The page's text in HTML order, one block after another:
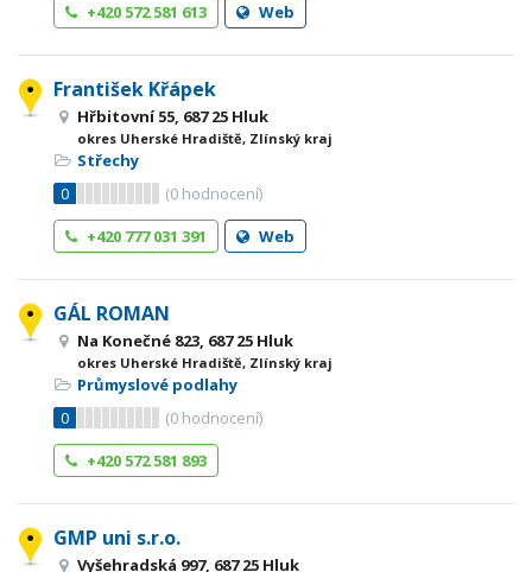
+420 572 581 613
Web
František Křápek
Hřbitovní 55, 687 25 Hluk
okres Uherské Hradiště, Zlínský kraj
Střechy
0
(0 hodnocení)
+420 777 031 391
Web
GÁL ROMAN
Na Konečné 823, 687 25 Hluk
okres Uherské Hradiště, Zlínský kraj
Průmyslové podlahy
0
(0 hodnocení)
+420 572 581 893
GMP uni s.r.o.
Vyšehradská 997, 687 25 Hluk